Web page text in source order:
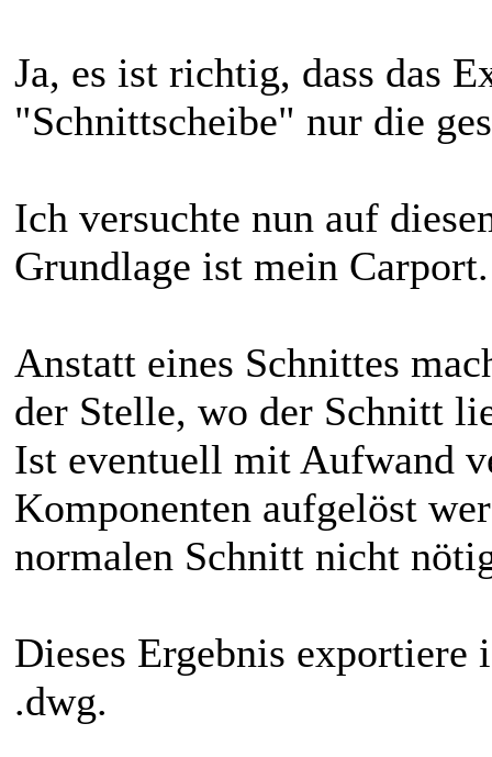
Ja, es ist richtig, dass das
"Schnittscheibe" nur die
Ich versuchte nun auf
Grundlage ist mein Carport.
Anstatt eines Schnittes
der Stelle, wo der Schnitt
Ist eventuell mit Aufwand
Komponenten aufgelöst
normalen Schnitt nicht
Dieses Ergebnis
.dwg.